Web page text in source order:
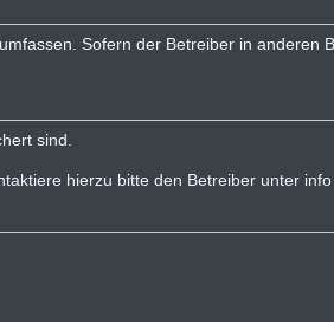
Sofern der Betreiber in anderen
sind.
hierzu bitte den Betreiber unter